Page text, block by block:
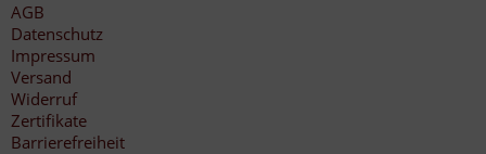
AGB
Datenschutz
Impressum
Versand
Widerruf
Zertifikate
Barrierefreiheit